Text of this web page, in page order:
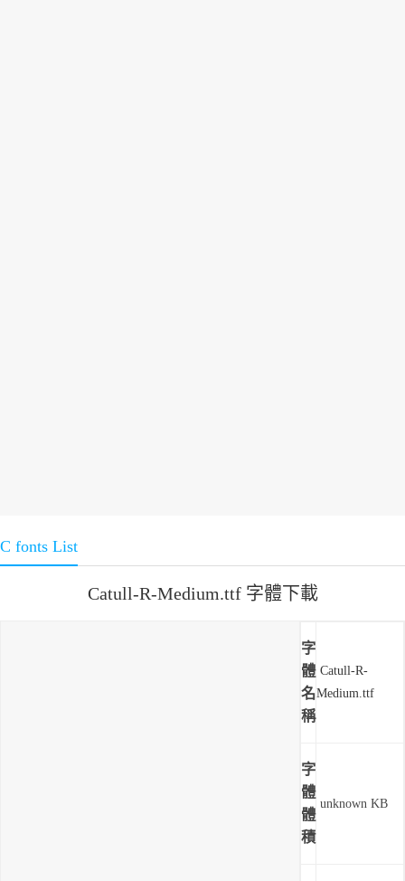
C fonts List
Catull-R-Medium.ttf 字體下載
字
體
名
稱
Catull-R-
Medium.ttf
字
體
體
積
unknown KB